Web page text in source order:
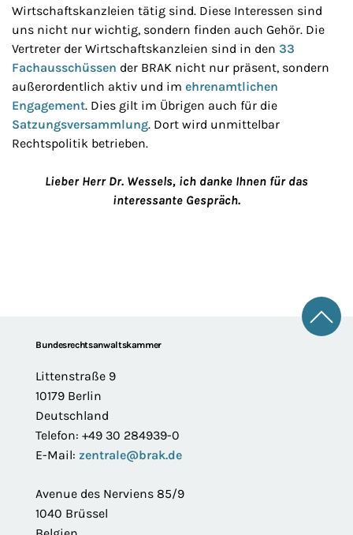
Wirtschaftskanzleien tätig sind. Diese Interessen sind
uns nicht nur wichtig, sondern finden auch Gehör. Die
Vertreter der Wirtschaftskanzleien sind in den 33
Fachausschüssen der BRAK nicht nur präsent, sondern
außerordentlich aktiv und im ehrenamtlichen
Engagement. Dies gilt im Übrigen auch für die
Satzungsversammlung. Dort wird unmittelbar
Rechtspolitik betrieben.
Lieber Herr Dr. Wessels, ich danke Ihnen für das
interessante Gespräch.
FooterBundesrechtsanwaltskammer
Littenstraße 9
10179 Berlin
Deutschland
Telefon: +49 30 284939-0
E-Mail: zentrale@brak.de
Avenue des Nerviens 85/9
1040 Brüssel